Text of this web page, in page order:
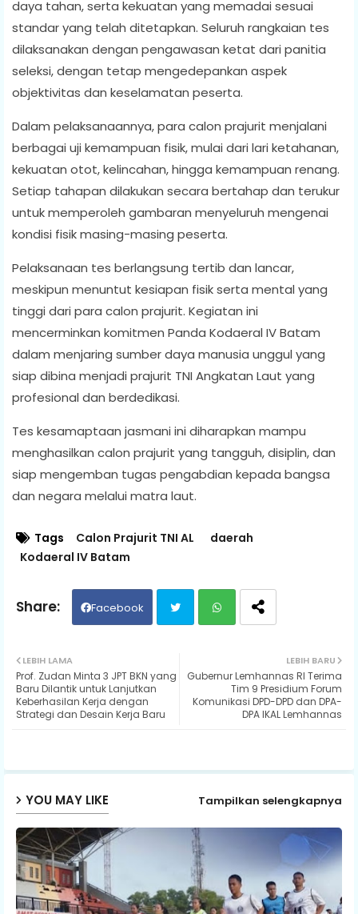
daya tahan, serta kekuatan yang memadai sesuai
standar yang telah ditetapkan. Seluruh rangkaian tes
dilaksanakan dengan pengawasan ketat dari panitia
seleksi, dengan tetap mengedepankan aspek
objektivitas dan keselamatan peserta.
Dalam pelaksanaannya, para calon prajurit menjalani
berbagai uji kemampuan fisik, mulai dari lari ketahanan,
kekuatan otot, kelincahan, hingga kemampuan renang.
Setiap tahapan dilakukan secara bertahap dan terukur
untuk memperoleh gambaran menyeluruh mengenai
kondisi fisik masing-masing peserta.
Pelaksanaan tes berlangsung tertib dan lancar,
meskipun menuntut kesiapan fisik serta mental yang
tinggi dari para calon prajurit. Kegiatan ini
mencerminkan komitmen Panda Kodaeral IV Batam
dalam menjaring sumber daya manusia unggul yang
siap dibina menjadi prajurit TNI Angkatan Laut yang
profesional dan berdedikasi.
Tes kesamaptaan jasmani ini diharapkan mampu
menghasilkan calon prajurit yang tangguh, disiplin, dan
siap mengemban tugas pengabdian kepada bangsa
dan negara melalui matra laut.
Tags Calon Prajurit TNI AL
daerah
Kodaeral IV Batam
Facebook
ter ats
LEBIH BARU
Gubernur Lemhannas RI Terima
Tim 9 Presidium Forum
Komunikasi DPD-DPD dan DPA-
DPA IKAL Lemhannas
LEBIH LAMA
Prof. Zudan Minta 3 JPT BKN yang
Baru Dilantik untuk Lanjutkan
Keberhasilan Kerja dengan
Strategi dan Desain Kerja Baru
YOU MAY LIKE Tampilkan selengkapnya